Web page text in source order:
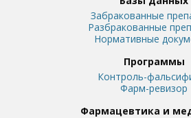
Забракованные
Разбракованные
Нормативные
Программы
Контроль-
Фарм-ревизор
Фармацевтика и